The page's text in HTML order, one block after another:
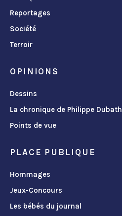
Reportages
Société
Terroir
OPINIONS
Dessins
La chronique de Philippe Dubath
Points de vue
PLACE PUBLIQUE
Hommages
Jeux-Concours
Les bébés du journal